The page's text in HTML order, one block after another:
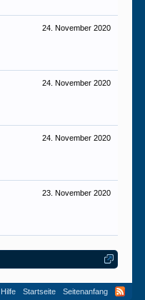
24. November 2020
24. November 2020
24. November 2020
23. November 2020
Hilfe Startseite Seitenanfang